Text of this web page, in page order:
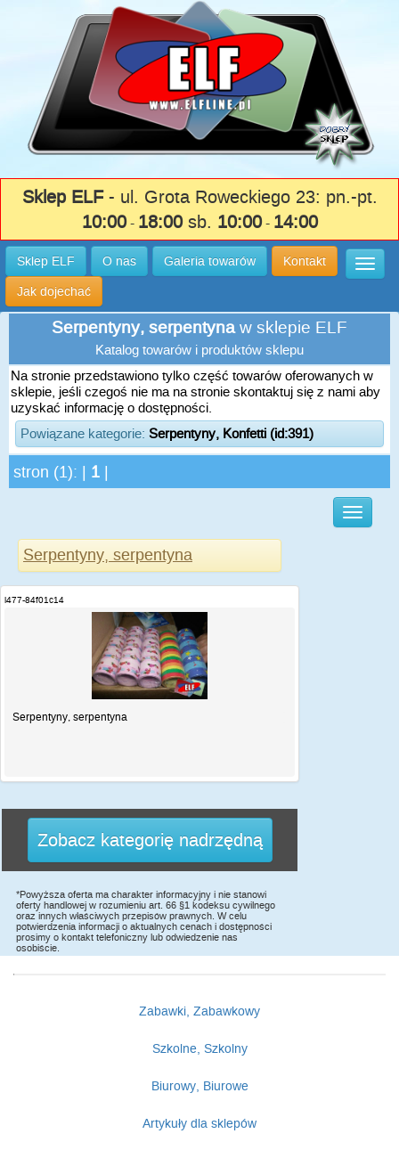
Sklep ELF- ul. Grota Roweckiego 23: pn.-pt.
10:00- 18:00sb. 10:00- 14:00
Sklep ELF O nas Galeria towarów Kontakt
Jak dojechać
Serpentyny, serpentynaw sklepie ELF
Katalog towarów i produktów sklepu
Na stronie przedstawiono tylko część towarów oferowanych w
sklepie, jeśli czegoś nie ma na stronie skontaktuj się z nami aby
uzyskać informację o dostępności.
Powiązane kategorie: Serpentyny, Konfetti (id:391)
stron (1): | 1
Serpentyny, serpentyna
i477-84f01c14
Serpentyny, serpentyna
Zobacz kategorię nadrzędną
*Powyższa oferta ma charakter informacyjny i nie stanowi
oferty handlowej w rozumieniu art. 66 §1 kodeksu cywilnego
oraz innych właściwych przepisów prawnych. W celu
potwierdzenia informacji o aktualnych cenach i dostępności
prosimy o kontakt telefoniczny lub odwiedzenie nas
osobiście.
Zabawki, Zabawkowy
Szkolne, Szkolny
Biurowy, Biurowe
Artykuły dla sklepów